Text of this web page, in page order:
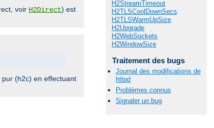
voir H2Direct) est
(h2c) en effectuant
H2StreamTimeout
H2TLSCoolDownSecs
H2TLSWarmUpSize
H2Upgrade
H2WebSockets
H2WindowSize
Traitement des bugs
Journal des modifications de
httpd
Problèmes connus
Signaler un bug